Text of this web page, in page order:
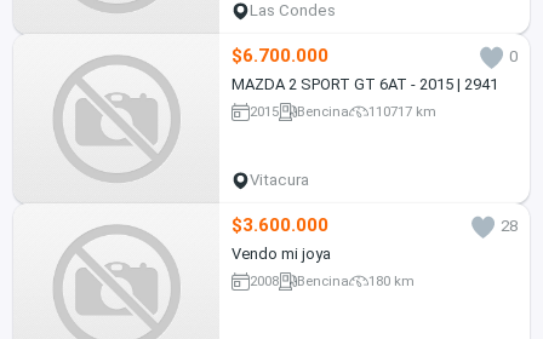
Las Condes
$6.700.000
0
MAZDA 2 SPORT GT 6AT - 2015 | 2941
2015 Bencina 110717 km
Vitacura
$3.600.000
28
Vendo mi joya
2008 Bencina 180 km